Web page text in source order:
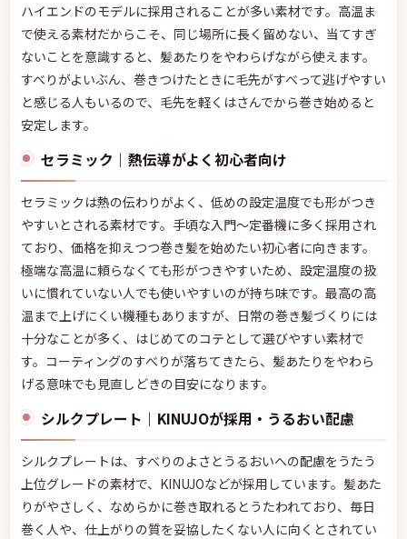
ハイエンドのモデルに採用されることが多い素材です。高温ま
で使える素材だからこそ、同じ場所に長く留めない、当てすぎ
ないことを意識すると、髪あたりをやわらげながら使えます。
すべりがよいぶん、巻きつけたときに毛先がすべって逃げやすい
と感じる人もいるので、毛先を軽くはさんでから巻き始めると
安定します。
セラミック｜熱伝導がよく初心者向け
セラミックは熱の伝わりがよく、低めの設定温度でも形がつき
やすいとされる素材です。手頃な入門〜定番機に多く採用され
ており、価格を抑えつつ巻き髪を始めたい初心者に向きます。
極端な高温に頼らなくても形がつきやすいため、設定温度の扱
いに慣れていない人でも使いやすいのが持ち味です。最高の高
温まで上げにくい機種もありますが、日常の巻き髪づくりには
十分なことが多く、はじめてのコテとして選びやすい素材で
す。コーティングのすべりが落ちてきたら、髪あたりをやわら
げる意味でも見直しどきの目安になります。
シルクプレート｜KINUJOが採用・うるおい配慮
シルクプレートは、すべりのよさとうるおいへの配慮をうたう
上位グレードの素材で、KINUJOなどが採用しています。髪あた
りがやさしく、なめらかに巻き取れるとうたわれており、毎日
巻く人や、仕上がりの質を妥協したくない人に向くとされてい